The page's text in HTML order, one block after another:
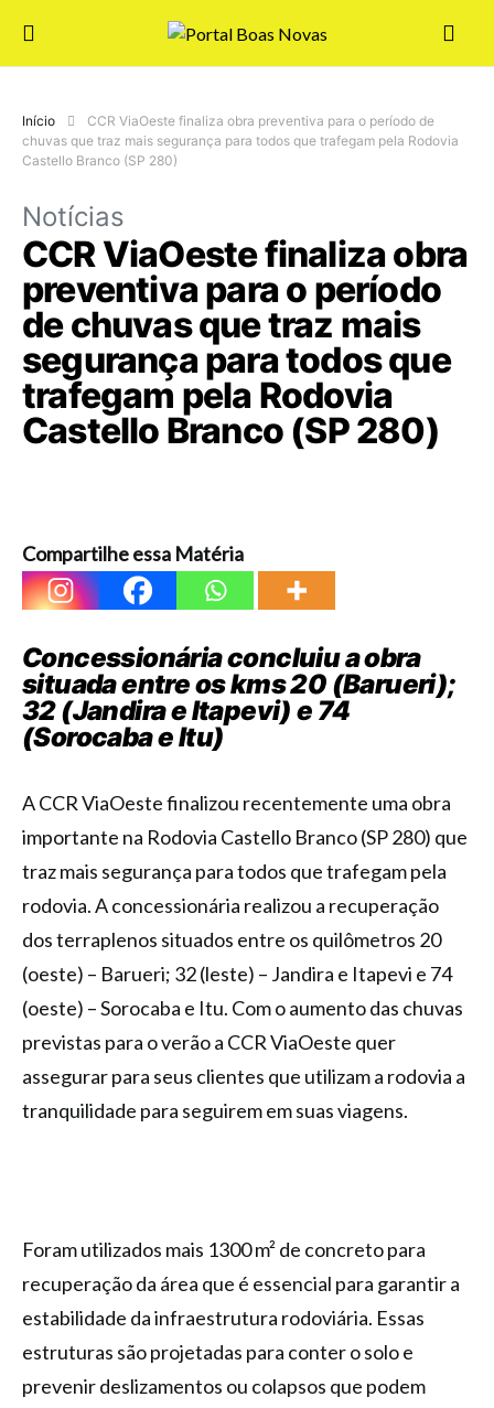
Início
CCR ViaOeste finaliza obra preventiva para o período de
chuvas que traz mais segurança para todos que trafegam pela Rodovia
Castello Branco (SP 280)
Notícias
CCR ViaOeste finaliza obra
preventiva para o período
de chuvas que traz mais
segurança para todos que
trafegam pela Rodovia
Castello Branco (SP 280)
Compartilhe essa Matéria
Concessionária concluiu a obra
situada entre os kms 20 (Barueri);
32 (Jandira e Itapevi) e 74
(Sorocaba e Itu)
A CCR ViaOeste finalizou recentemente uma obra
importante na Rodovia Castello Branco (SP 280) que
traz mais segurança para todos que trafegam pela
rodovia. A concessionária realizou a recuperação
dos terraplenos situados entre os quilômetros 20
(oeste) – Barueri; 32 (leste) – Jandira e Itapevi e 74
(oeste) – Sorocaba e Itu. Com o aumento das chuvas
previstas para o verão a CCR ViaOeste quer
assegurar para seus clientes que utilizam a rodovia a
tranquilidade para seguirem em suas viagens.
Foram utilizados mais 1300 m² de concreto para
recuperação da área que é essencial para garantir a
estabilidade da infraestrutura rodoviária. Essas
estruturas são projetadas para conter o solo e
prevenir deslizamentos ou colapsos que podem